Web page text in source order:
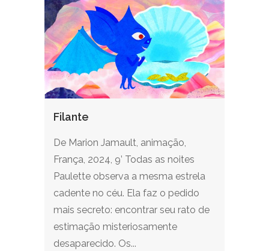
Filante
De Marion Jamault, animação,
França, 2024, 9’ Todas as noites
Paulette observa a mesma estrela
cadente no céu. Ela faz o pedido
mais secreto: encontrar seu rato de
estimação misteriosamente
desaparecido. Os...